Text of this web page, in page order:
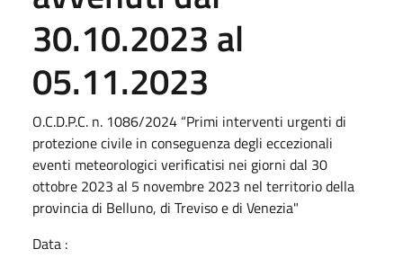
30.10.2023 al
05.11.2023
O.C.D.P.C. n. 1086/2024 “Primi interventi urgenti di
protezione civile in conseguenza degli eccezionali
eventi meteorologici verificatisi nei giorni dal 30
ottobre 2023 al 5 novembre 2023 nel territorio della
provincia di Belluno, di Treviso e di Venezia"
Data :